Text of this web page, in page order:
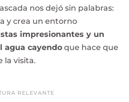
nos dejó sin palabras:
y crea un entorno
impresionantes y un
agua cayendo que hace que
la visita.
RELEVANTE